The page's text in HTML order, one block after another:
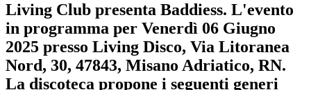
Living Club presenta Baddiess. L'evento
in programma per Venerdì 06 Giugno
2025 presso Living Disco, Via Litoranea
Nord, 30, 47843, Misano Adriatico, RN.
La discoteca propone i seguenti generi